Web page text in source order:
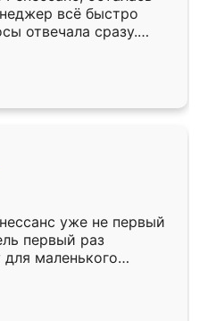
всё быстро
отвечала сразу.
подошёл к
Собрали
аккуратно, даже
уже не первый
первый раз
для маленького
,во второй раз
качеству очень
быстрая,